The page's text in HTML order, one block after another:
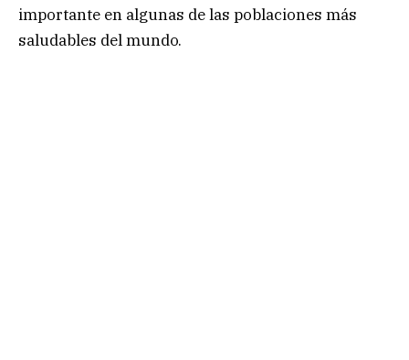
importante en algunas de las poblaciones más
saludables del mundo.